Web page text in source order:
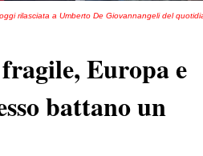
rilasciata a Umberto De Giovannangeli del
Europa e
battano un